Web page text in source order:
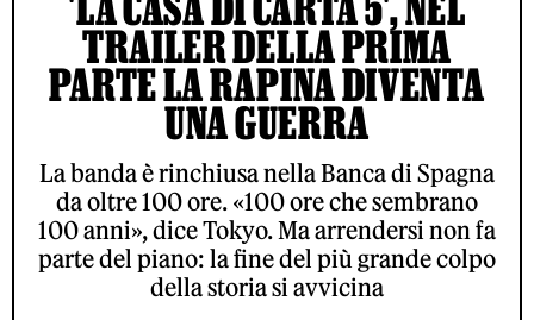
TRAILER DELLA PRIMA
PARTE LA RAPINA DIVENTA
UNA GUERRA
La banda è rinchiusa nella Banca di Spagna
da oltre 100 ore. «100 ore che sembrano
100 anni», dice Tokyo. Ma arrendersi non fa
parte del piano: la fine del più grande colpo
della storia si avvicina